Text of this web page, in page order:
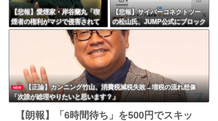
【悲報】愛煙家・岸谷蘭丸「喫
煙者の権利がマジで侵害されて
る」と私見 「いくら税金を
我々が払ってるんだと」
【悲報】サイバーコネクトツー
の松山氏、JUMP公式にブロック
されるｗｗｗｗｗｗｗｗｗｗｗ
NEW
【正論】カンニング竹山、消費税減税失敗→増税の流れ想像
「次誰が総理やりたいと思います？」
【朗報】「6時間待ち」を500円でスキッ